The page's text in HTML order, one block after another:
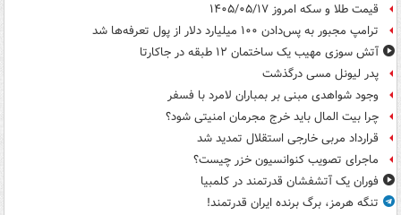
قیمت طلا و سکه امروز ۱۴۰۵/۰۵/۱۷
ترامپ مجبور به پس‌دادن ۱۰۰ میلیارد دلار از پول تعرفه‌ها شد
آتش سوزی مهیب یک ساختمان ۱۲ طبقه در جاکارتا
پدر لیونل مسی درگذشت
وجود شواهدی مبنی بر بمباران لامرد با فسفر
چرا بیت المال باید خرج مجرمان امنیتی شود؟
قرارداد مربی خارجی استقلال تمدید شد
ماجرای تصویب کنوانسیون خزر چیست؟
فوران یک آتشفشان قدرتمند در کلمبیا
تنگه هرمز، برگ برنده ایران قدرتمند!